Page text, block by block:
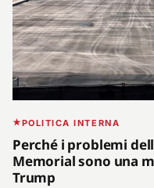
POLITICA INTERNA
Perché i problemi
Memorial sono una
Trump